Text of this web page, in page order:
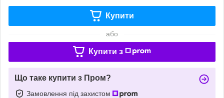
Купити
або
Купити з
Що таке купити з Пром?
Замовлення під захистом